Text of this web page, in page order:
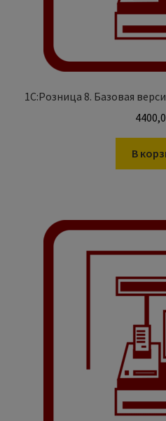
1С:Розница 8. Базовая
В